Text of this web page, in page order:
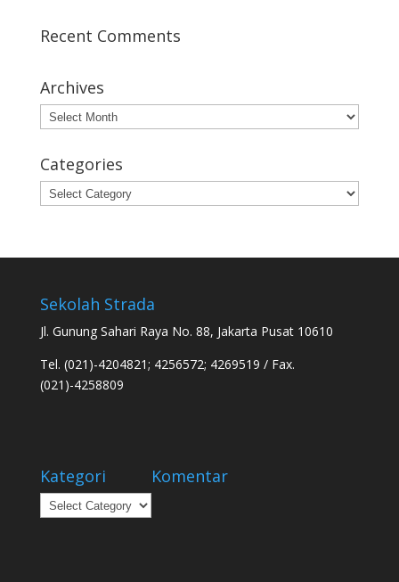
Recent Comments
Archives
Archives
Categories
Categories
Sekolah Strada
Jl. Gunung Sahari Raya No. 88, Jakarta Pusat 10610
Tel. (021)-4204821; 4256572; 4269519 / Fax.
(021)-4258809
Kategori
Kategori
Komentar